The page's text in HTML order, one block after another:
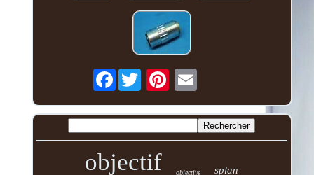
Facebook
objectif objective splan